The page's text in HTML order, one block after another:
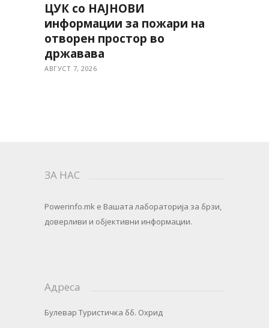
ЦУК со НАЈНОВИ
информации за пожари на
отворен простор во
државава
АВГУСТ 7, 2026
ЗА НАС
Powerinfo.mk e Вашата лабораторија за брзи,
доверливи и објективни информации.
Адреса
Булевар Туристичка бб. Охрид